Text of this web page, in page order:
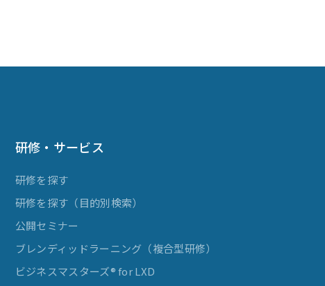
研修・サービス
研修を探す
研修を探す（目的別検索）
公開セミナー
ブレンディッドラーニング（複合型研修）
ビジネスマスターズ® for LXD